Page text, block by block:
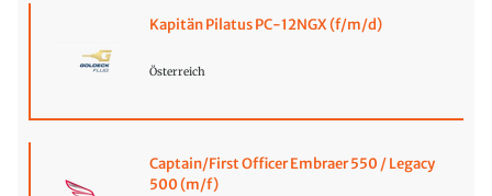
Kapitän Pilatus PC-12NGX (f/m/d)
Österreich
Captain/First Officer Embraer 550 / Legacy
500 (m/f)